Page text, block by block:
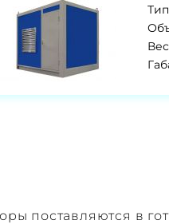
поставляются в